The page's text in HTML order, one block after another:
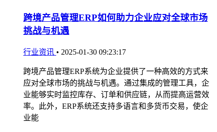
跨境产品管理ERP如何助力企业应对全球市场
挑战与机遇
行业资讯 • 2025-01-30 09:23:17
跨境产品管理ERP系统为企业提供了一种高效的方式来
应对全球市场的挑战与机遇。通过集成的管理工具，企
业能够实时监控库存、订单和供应链，从而提高运营效
率。此外，ERP系统还支持多语言和多货币交易，使企
业能